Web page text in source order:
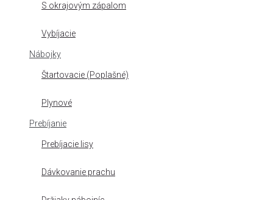
S okrajovým zápalom
Vybíjacie
Nábojky
Štartovacie (Poplašné)
Plynové
Prebíjanie
Prebíjacie lisy
Dávkovanie prachu